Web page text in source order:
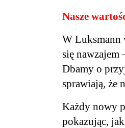
Nasze
W Luksmann
się
Dbamy o
sprawiają, że
Każdy nowy
pokazując,